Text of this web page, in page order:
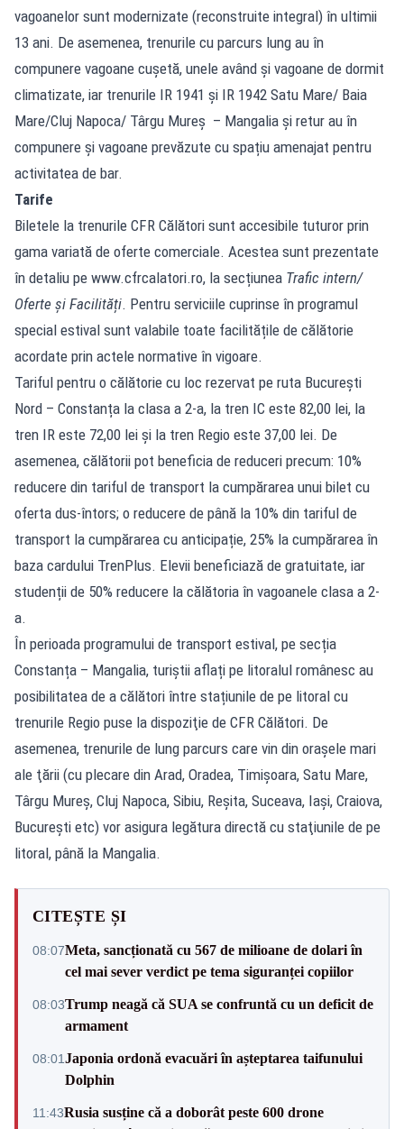
vagoanelor sunt modernizate (reconstruite integral) în ultimii
13 ani. De asemenea, trenurile cu parcurs lung au în
compunere vagoane cușetă, unele având și vagoane de dormit
climatizate, iar trenurile IR 1941 și IR 1942 Satu Mare/ Baia
Mare/Cluj Napoca/ Târgu Mureș – Mangalia şi retur au în
compunere și vagoane prevăzute cu spațiu amenajat pentru
activitatea de bar.
Tarife
Biletele la trenurile CFR Călători sunt accesibile tuturor prin
gama variată de oferte comerciale. Acestea sunt prezentate
în detaliu pe www.cfrcalatori.ro, la secțiunea Trafic intern/
Oferte și Facilități. Pentru serviciile cuprinse în programul
special estival sunt valabile toate facilitățile de călătorie
acordate prin actele normative în vigoare.
Tariful pentru o călătorie cu loc rezervat pe ruta București
Nord – Constanța la clasa a 2-a, la tren IC este 82,00 lei, la
tren IR este 72,00 lei și la tren Regio este 37,00 lei. De
asemenea, călătorii pot beneficia de reduceri precum: 10%
reducere din tariful de transport la cumpărarea unui bilet cu
oferta dus-întors; o reducere de până la 10% din tariful de
transport la cumpărarea cu anticipație, 25% la cumpărarea în
baza cardului TrenPlus. Elevii beneficiază de gratuitate, iar
studenții de 50% reducere la călătoria în vagoanele clasa a 2-
a.
În perioada programului de transport estival, pe secția
Constanța – Mangalia, turiștii aflați pe litoralul românesc au
posibilitatea de a călători între stațiunile de pe litoral cu
trenurile Regio puse la dispoziţie de CFR Călători. De
asemenea, trenurile de lung parcurs care vin din oraşele mari
ale ţării (cu plecare din Arad, Oradea, Timişoara, Satu Mare,
Târgu Mureş, Cluj Napoca, Sibiu, Reşita, Suceava, Iaşi, Craiova,
Bucureşti etc) vor asigura legătura directă cu staţiunile de pe
litoral, până la Mangalia.
CITEȘTE ȘI
08:07Meta, sancționată cu 567 de milioane de dolari în
cel mai sever verdict pe tema siguranței copiilor
08:03Trump neagă că SUA se confruntă cu un deficit de
armament
08:01Japonia ordonă evacuări în așteptarea taifunului
Dolphin
11:43Rusia susține că a doborât peste 600 drone